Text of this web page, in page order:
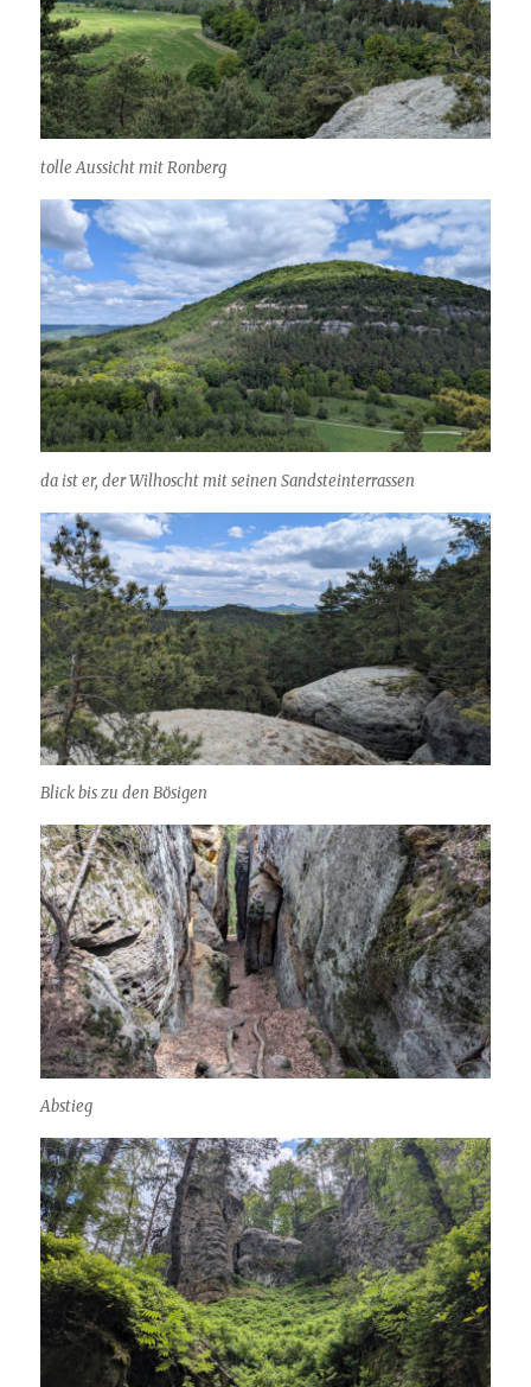
tolle Aussicht mit Ronberg
da ist er, der Wilhoscht mit seinen Sandsteinterrassen
Blick bis zu den Bösigen
Abstieg